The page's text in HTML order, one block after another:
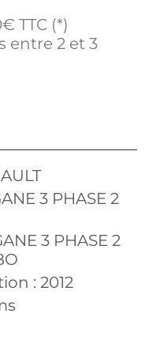
TTC (*)
entre 2 et 3
3 PHASE 2
3 PHASE 2
: 2012